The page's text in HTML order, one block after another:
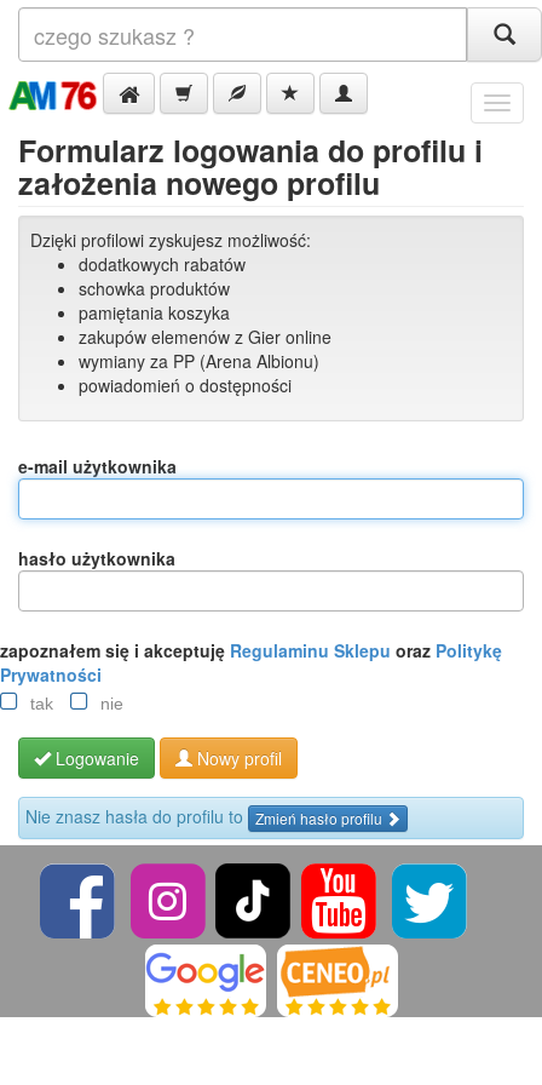
Menu
Formularz logowania do profilu i
założenia nowego profilu
Dzięki profilowi zyskujesz możliwość:
dodatkowych rabatów
schowka produktów
pamiętania koszyka
zakupów elemenów z Gier online
wymiany za PP (Arena Albionu)
powiadomień o dostępności
e-mail użytkownika
hasło użytkownika
zapoznałem się i akceptuję Regulaminu Sklepu oraz Politykę
Prywatności
tak nie
Logowanie Nowy profil
Nie znasz hasła do profilu to Zmień hasło profilu